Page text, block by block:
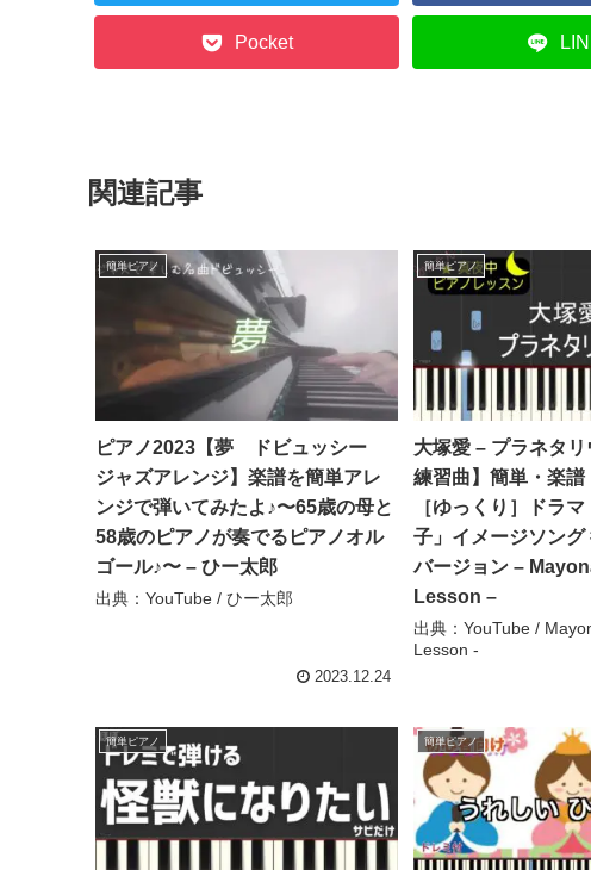
Pocket
関連記事
簡単ピアノ
ピアノ2023【夢 ドビュッシー
ジャズアレンジ】楽譜を簡単アレ
ンジで弾いてみたよ♪〜65歳の母と
58歳のピアノが奏でるピアノオル
ゴール♪〜 – ひー太郎
出典：YouTube / ひー太郎
2023.12.24
簡単ピアノ
大塚愛 – プラネタ
練習曲】簡単・楽譜
［ゆっくり］ドラ
子」イメージソング
バージョン –
Lesson –
出典：YouTube /
Lesson -
簡単ピアノ 簡単ピアノ